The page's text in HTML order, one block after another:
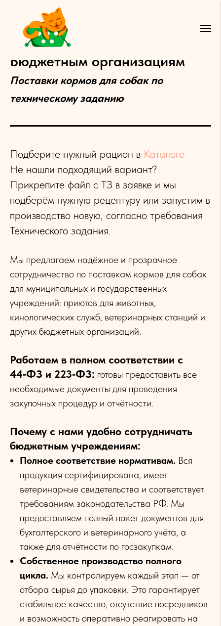
Бюджетным организациям
Поставки кормов для собак по
техническому заданию
Подберите нужный рацион в Каталоге
Не нашли подходящий вариант?
Прикрепите файл с ТЗ в заявке и мы
подберём нужную рецептуру или запустим в
производство новую, согласно требования
Технического задания.
Мы предлагаем надёжное и прозрачное
сотрудничество по поставкам кормов для собак
для муниципальных и государственных
учреждений: приютов для животных,
кинологических служб, ветеринарных станций и
других бюджетных организаций.
Работаем в полном соответствии с
44‑ФЗ и 223‑ФЗ: готовы предоставить все
необходимые документы для проведения
закупочных процедур и отчётности.
Почему с нами удобно сотрудничать
бюджетным учреждениям:
Полное соответствие нормативам. Вся
продукция сертифицирована, имеет
ветеринарные свидетельства и соответствует
требованиям законодательства РФ. Мы
предоставляем полный пакет документов для
бухгалтерского и ветеринарного учёта, а
также для отчётности по госзакупкам.
Собственное производство полного
цикла. Мы контролируем каждый этап — от
отбора сырья до упаковки. Это гарантирует
стабильное качество, отсутствие посредников
и возможность оперативно реагировать на